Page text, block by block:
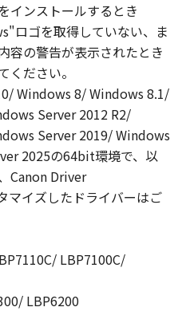
と、もしくは実行する
とします。）するため
に対して許諾します。
」にネットワークを
ューター上で、かかる
に対して「本ソフトウ
ができますが、かかる
に本契約書上の義務お
ともに、その履行に関
件とします。
基づいて「本ソフトウ
バックアップとして、
、複製することがで
る場合を除き、キヤ
センサーのいかなる
インストールするとき
ロゴを取得していない、ま
容の警告が表示されたとき
ください。
Windows 8/ Windows 8.1/
Server 2012 R2/
Server 2019/ Windows
2025の64bit環境で、以
Canon Driver
イズしたドライバーはご
LBP7100C/
LBP6200